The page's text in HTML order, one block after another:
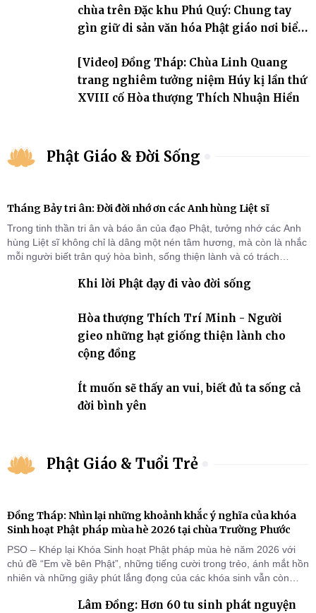
chùa trên Đặc khu Phú Quý: Chung tay
gìn giữ di sản văn hóa Phật giáo nơi biển
[Video] Đồng Tháp: Chùa Linh Quang
trang nghiêm tưởng niệm Húy kị lần thứ
XVIII cố Hòa thượng Thích Nhuận Hiền
Phật Giáo & Đời Sống
Tháng Bảy tri ân: Đời đời nhớ ơn các Anh hùng Liệt sĩ
Trong tinh thần tri ân và báo ân của đạo Phật, tưởng nhớ các Anh
hùng Liệt sĩ không chỉ là dâng một nén tâm hương, mà còn là nhắc
mỗi người biết trân quý hòa bình, sống thiện lành và có trách
Khi lời Phật dạy đi vào đời sống
Hòa thượng Thích Trí Minh - Người
gieo những hạt giống thiện lành cho
cộng đồng
Ít muốn sẽ thấy an vui, biết đủ ta sống cả
đời bình yên
Phật Giáo & Tuổi Trẻ
Đồng Tháp: Nhìn lại những khoảnh khắc ý nghĩa của khóa
Sinh hoạt Phật pháp mùa hè 2026 tại chùa Trường Phước
PSO – Khép lại Khóa Sinh hoạt Phật pháp mùa hè năm 2026 với
chủ đề “Em về bên Phật”, những tiếng cười trong trẻo, ánh mắt hồn
nhiên và những giây phút lắng đọng của các khóa sinh vẫn còn
Tháp). Những tuần tu học ngắn ngủi nhưng đã trở thành hành
Lâm Đồng: Hơn 60 tu sinh phát nguyện